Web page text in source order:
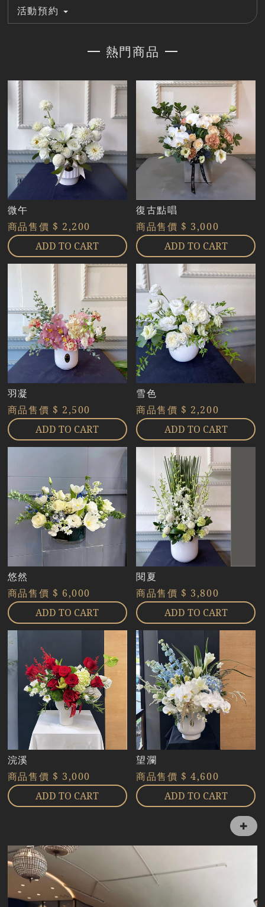
活動預約
熱門商品
微午
商品售價 $ 2,200
ADD TO CART
復古點唱
商品售價 $ 3,000
ADD TO CART
羽凝
商品售價 $ 2,500
ADD TO CART
雪色
商品售價 $ 2,200
ADD TO CART
悠然
商品售價 $ 6,000
ADD TO CART
閱夏
商品售價 $ 3,800
ADD TO CART
浣溪
商品售價 $ 3,000
ADD TO CART
望瀾
商品售價 $ 4,600
ADD TO CART
✚